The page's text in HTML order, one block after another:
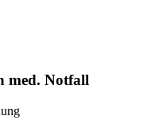
med. Notfall